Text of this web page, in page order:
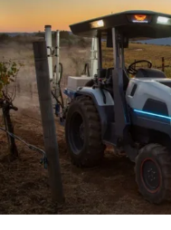
Agronegocios
Mercados
Seguinos